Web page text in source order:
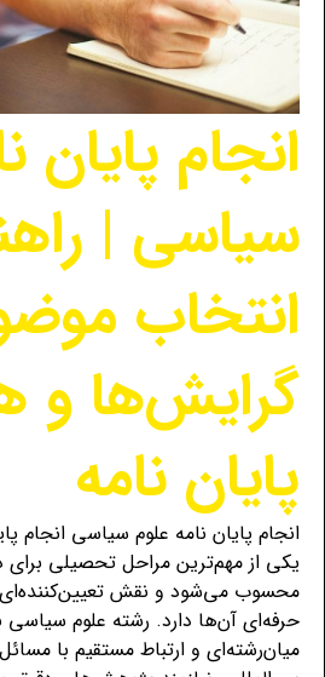
انجام پایان
سیاسی |
انتخاب
گرایش‌ها و
پایان نامه
انجام پایان نامه علوم سیاسی انجام
یکی از مهم‌ترین مراحل تحصیلی برای
محسوب می‌شود و نقش تعیین‌کننده‌ای
حرفه‌ای آن‌ها دارد. رشته علوم
میان‌رشته‌ای و ارتباط مستقیم با